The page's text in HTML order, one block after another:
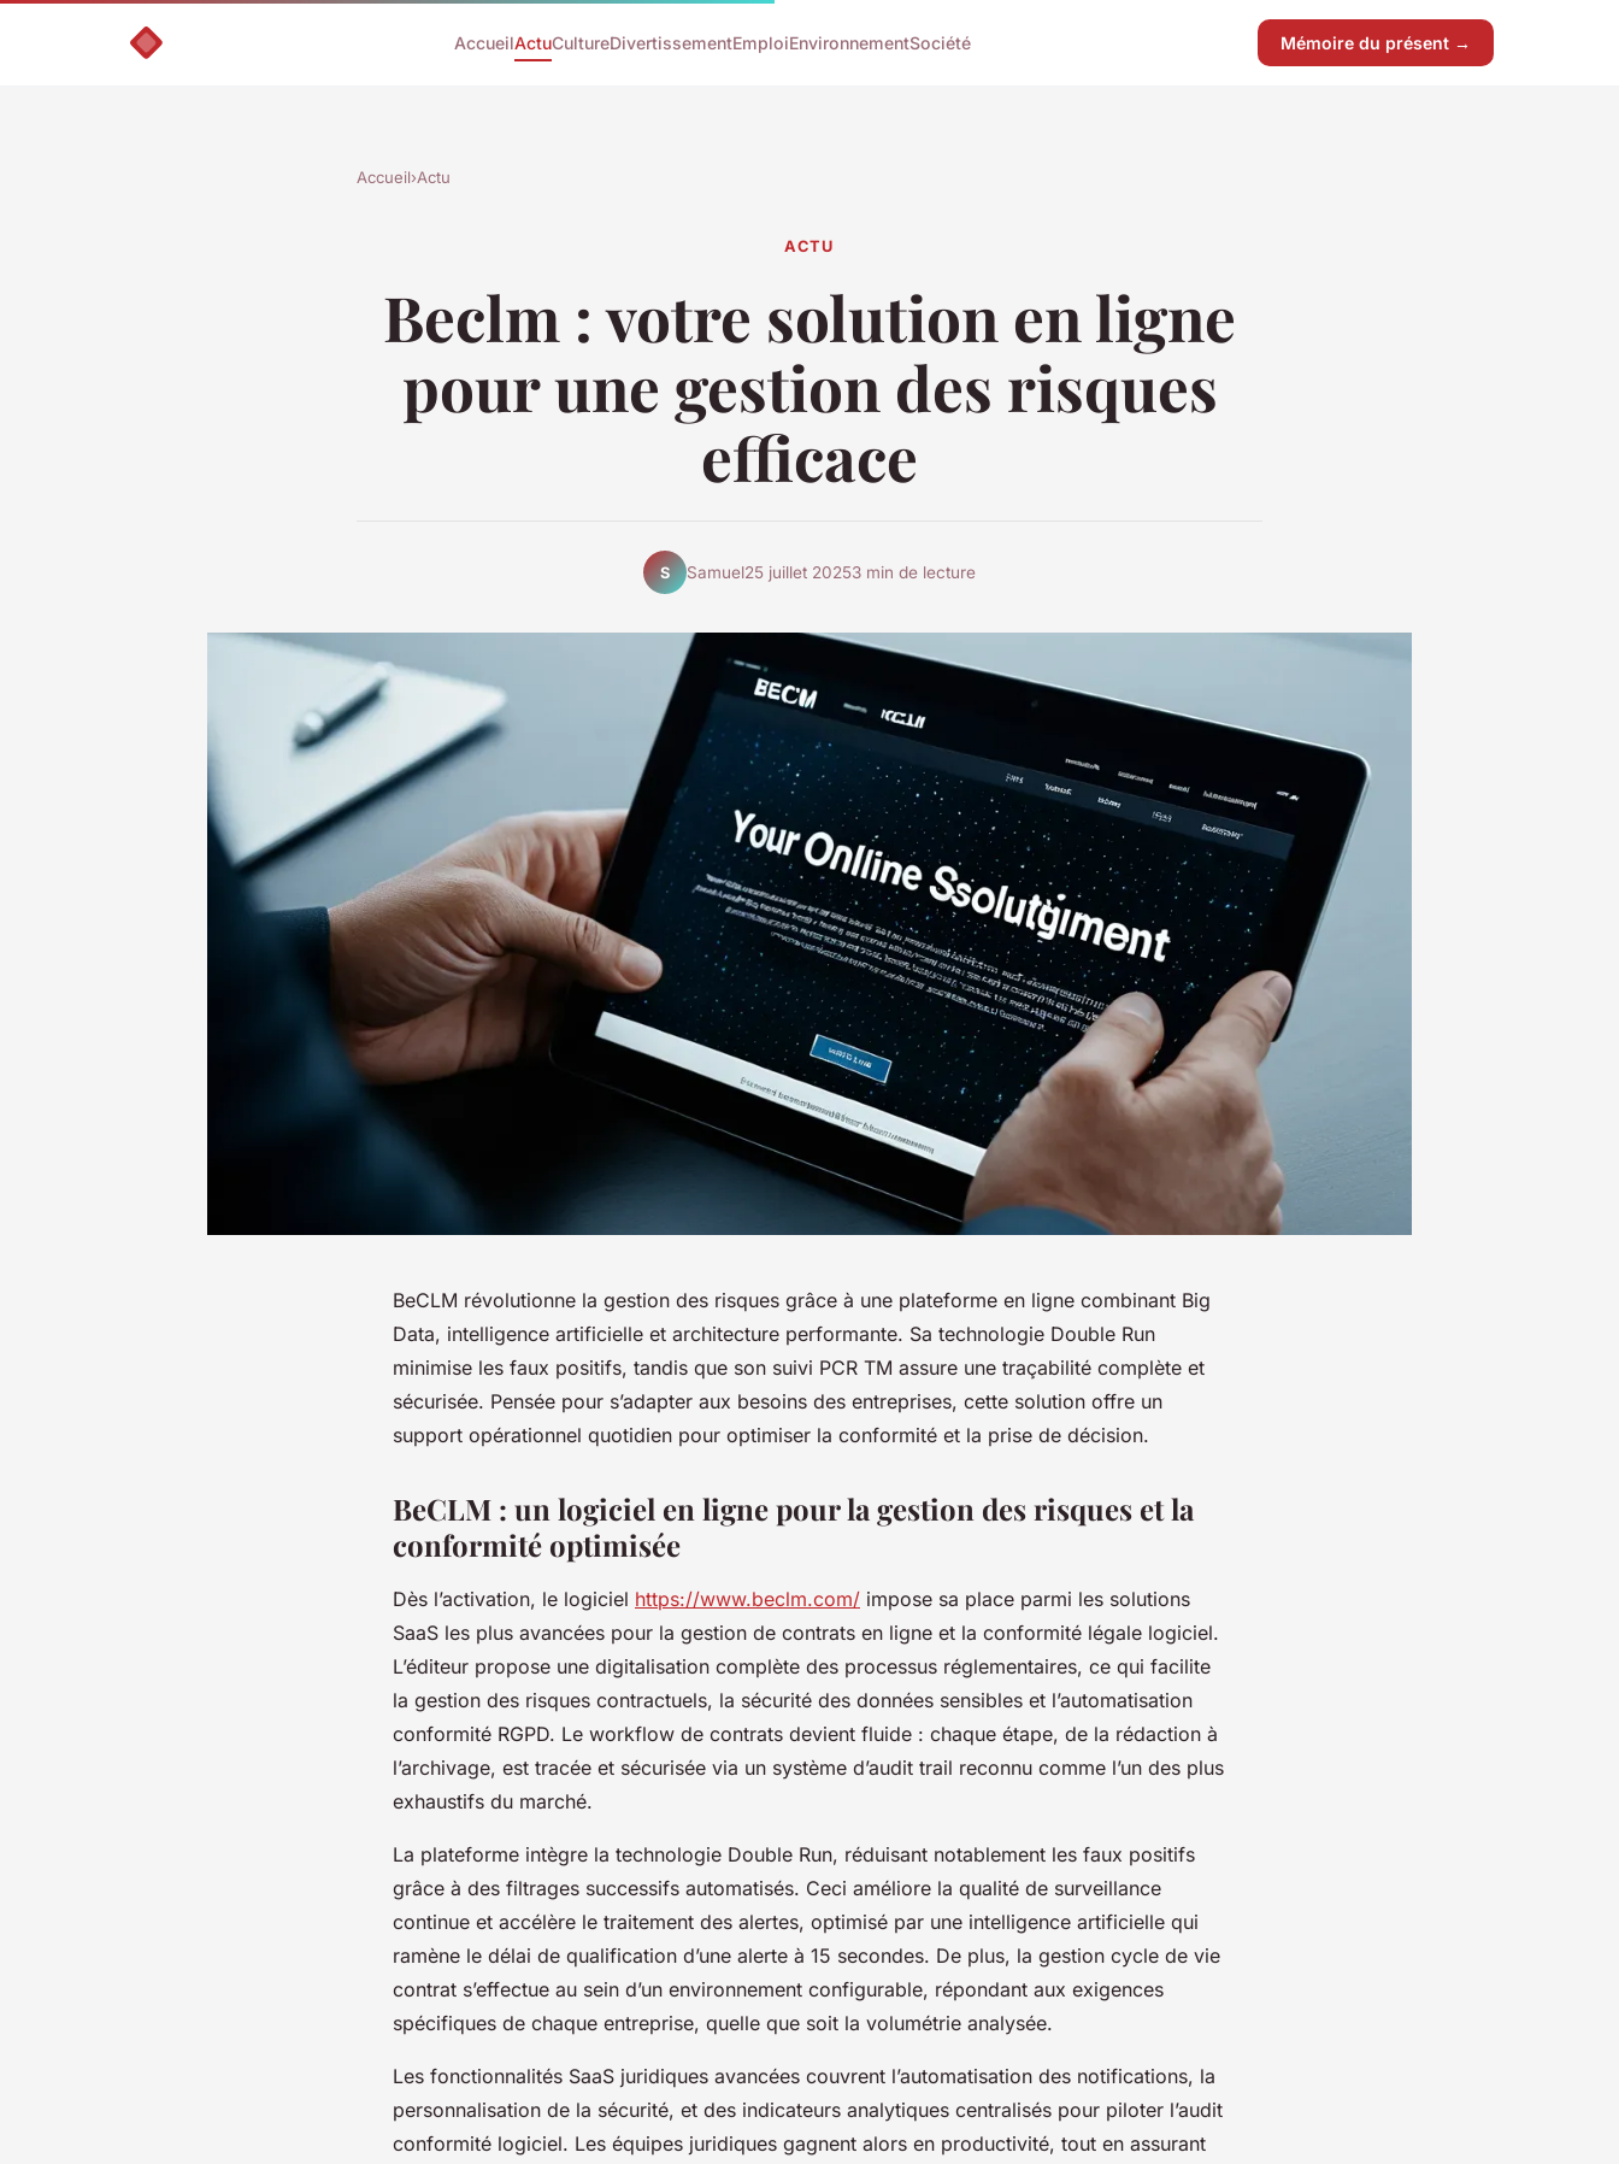
AccueilActuCultureDivertissementEmploiEnvironnementSociété Mémoire du présent →
Accueil›Actu
ACTU
Beclm : votre solution en ligne
pour une gestion des risques
efficace
S Samuel25 juillet 20253 min de lecture
BeCLM révolutionne la gestion des risques grâce à une plateforme en ligne combinant Big
Data, intelligence artificielle et architecture performante. Sa technologie Double Run
minimise les faux positifs, tandis que son suivi PCR TM assure une traçabilité complète et
sécurisée. Pensée pour s’adapter aux besoins des entreprises, cette solution offre un
support opérationnel quotidien pour optimiser la conformité et la prise de décision.
BeCLM : un logiciel en ligne pour la gestion des risques et la
conformité optimisée
Dès l’activation, le logiciel https://www.beclm.com/ impose sa place parmi les solutions
SaaS les plus avancées pour la gestion de contrats en ligne et la conformité légale logiciel.
L’éditeur propose une digitalisation complète des processus réglementaires, ce qui facilite
la gestion des risques contractuels, la sécurité des données sensibles et l’automatisation
conformité RGPD. Le workflow de contrats devient fluide : chaque étape, de la rédaction à
l’archivage, est tracée et sécurisée via un système d’audit trail reconnu comme l’un des plus
exhaustifs du marché.
La plateforme intègre la technologie Double Run, réduisant notablement les faux positifs
grâce à des filtrages successifs automatisés. Ceci améliore la qualité de surveillance
continue et accélère le traitement des alertes, optimisé par une intelligence artificielle qui
ramène le délai de qualification d’une alerte à 15 secondes. De plus, la gestion cycle de vie
contrat s’effectue au sein d’un environnement configurable, répondant aux exigences
spécifiques de chaque entreprise, quelle que soit la volumétrie analysée.
Les fonctionnalités SaaS juridiques avancées couvrent l’automatisation des notifications, la
personnalisation de la sécurité, et des indicateurs analytiques centralisés pour piloter l’audit
conformité logiciel. Les équipes juridiques gagnent alors en productivité, tout en assurant